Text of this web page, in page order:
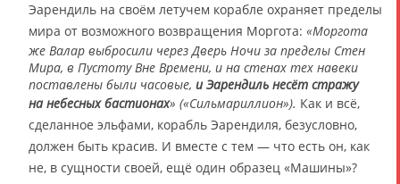
Эарендиль на своём летучем корабле охраняет пределы
мира от возможного возвращения Моргота: «Моргота
же Валар выбросили через Дверь Ночи за пределы Стен
Мира, в Пустоту Вне Времени, и на стенах тех навеки
поставлены были часовые, и Эарендиль несёт стражу
на небесных бастионах» («Сильмариллион»). Как и всё,
сделанное эльфами, корабль Эарендиля, безусловно,
должен быть красив. И вместе с тем — что есть он, как
не, в сущности своей, ещё один образец «Машины»?